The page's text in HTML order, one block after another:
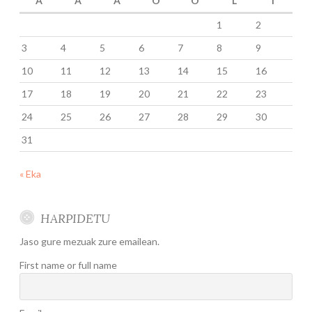
1
2
3
4 5 6 7 8
9
10
11 12 13 14 15
16
17
18 19 20 21 22
23
24
25 26 27 28 29
30
31
« Eka
HARPIDETU
Jaso gure mezuak zure emailean.
First name or full name